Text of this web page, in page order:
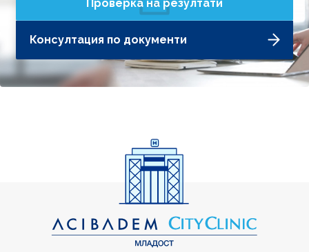
Проверка на резултати
Консултация по документи